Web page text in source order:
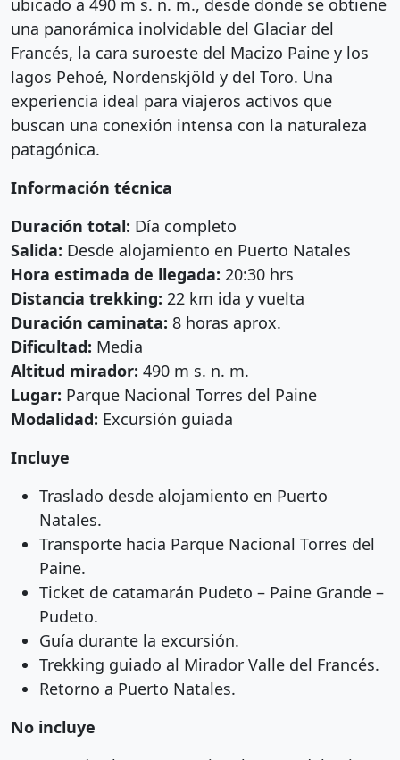
ubicado a 490 m s. n. m., desde donde se obtiene
una panorámica inolvidable del Glaciar del
Francés, la cara suroeste del Macizo Paine y los
lagos Pehoé, Nordenskjöld y del Toro. Una
experiencia ideal para viajeros activos que
buscan una conexión intensa con la naturaleza
patagónica.
Información técnica
Duración total: Día completo
Salida: Desde alojamiento en Puerto Natales
Hora estimada de llegada: 20:30 hrs
Distancia trekking: 22 km ida y vuelta
Duración caminata: 8 horas aprox.
Dificultad: Media
Altitud mirador: 490 m s. n. m.
Lugar: Parque Nacional Torres del Paine
Modalidad: Excursión guiada
Incluye
Traslado desde alojamiento en Puerto
Natales.
Transporte hacia Parque Nacional Torres del
Paine.
Ticket de catamarán Pudeto – Paine Grande –
Pudeto.
Guía durante la excursión.
Trekking guiado al Mirador Valle del Francés.
Retorno a Puerto Natales.
No incluye